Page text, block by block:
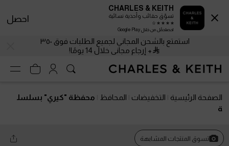
استمتع بالشحن المجاني لجميع الطلبات فوق ٣٥٠
+ إرجاع مجاني خلال 14 يومًا!
الصفحة الرئيسية التخفيضات المحافظ
محفظة "كيري" بسلسل
ة
تسوق المنتجات المشابهة
CHARLES & KEITH
تسوّق حقائب وأحذية نسائية
احصلحمّل من خلال Google Play
احصل